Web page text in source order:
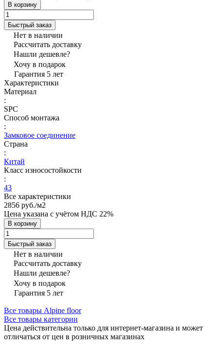
В корзину
Быстрый заказ
Нет в наличии
Рассчитать доставку
Нашли дешевле?
Хочу в подарок
Гарантия 5 лет
Характеристики
Материал
:
SPC
Способ монтажа
:
Замковое соединение
Страна
:
Китай
Класс износостойкости
:
43
Все характеристики
2856 руб./м2
Цена указана с учётом НДС 22%
В корзину
Быстрый заказ
Нет в наличии
Рассчитать доставку
Нашли дешевле?
Хочу в подарок
Гарантия 5 лет
Все товары Alpine floor
Все товары категории
Цена действительна только для интернет-магазина и может
отличаться от цен в розничных магазинах